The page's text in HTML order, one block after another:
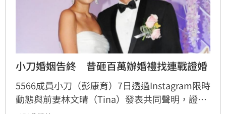
小刀婚姻告終　昔砸百萬辦婚禮找連戰證婚
5566成員小刀（彭康育）7日透過Instagram限時
動態與前妻林文晴（Tina）發表共同聲明，證實